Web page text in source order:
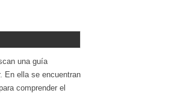
una guía
En ella se encuentran
comprender el